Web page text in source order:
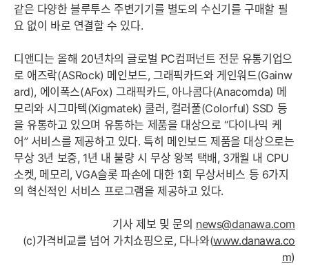
같은 다양한 블루투스 주변기기를 별도의 수신기를 구매할 필
요 없이 바로 연결할 수 있다.
디앤디는 올해 20년차의 글로벌 PC컴퍼넌트 전문 유통기업으
로 애즈락(ASRock) 메인보드, 그래픽카드와 게인워드(Gainw
ard), 에이폭스(AFox) 그래픽카드, 아나콤다(Anacomda) 메
모리와 시그마텍(Xigmatek) 쿨러, 컬러풀(Colorful) SSD 등
을 유통하고 있으며 유통하는 제품을 대상으로 “다이나믹 케
어” 서비스를 제공하고 있다. 특히 메인보드 제품을 대상으로는
무상 3년 보증, 1년 내 불량 시 무상 왕복 택배, 3개월 내 CPU
소켓, 메모리, VGA슬롯 파손에 대한 1회 무상서비스 등 6가지
의 혁신적인 서비스 프로그램을 제공하고 있다.
기사 제보 및 문의 news@danawa.com
(c)가격비교를 넘어 가치쇼핑으로, 다나와(www.danawa.co
m)